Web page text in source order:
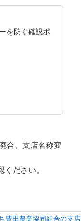
を防ぐ確認ポ
合、支店名称変
ださい。
豊田農業協同組合の支